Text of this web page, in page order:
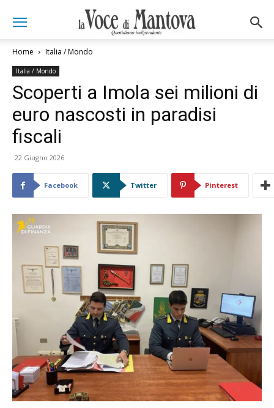
Home Italia / Mondo
Italia / Mondo
Scoperti a Imola sei milioni di
euro nascosti in paradisi
fiscali
22 Giugno 2026
Facebook Twitter Pinterest